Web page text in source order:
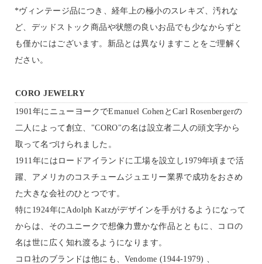
*ヴィンテージ品につき、経年上の極小のスレキズ、汚れな
ど、デッドストック商品や状態の良いお品でも少なからずと
も僅かにはございます。新品とは異なりますことをご理解く
ださい。
CORO JEWELRY
1901年にニューヨークでEmanuel CohenとCarl Rosenbergerの
二人によって創立、"CORO"の名は設立者二人の頭文字から
取って名づけられました。
1911年にはロードアイランドに工場を設立し1979年頃まで活
躍、アメリカのコスチュームジュエリー業界で成功をおさめ
た大きな会社のひとつです。
特に1924年にAdolph Katzがデザインを手がけるようになって
からは、そのユニークで想像力豊かな作品とともに、コロの
名は世に広く知れ渡るようになります。
コロ社のブランドは他にも、Vendome (1944-1979) 、